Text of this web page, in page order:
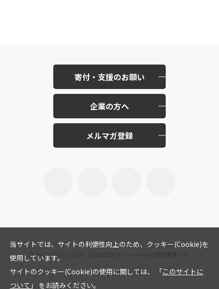
当サイトでは、サイトの利便性向上のため、クッキー(Cookie)を
使用しています。
サイトのクッキー(Cookie)の使用に関しては、 「このサイトに
ついて 」 をお読みください。
寄付・支援のお願い
企業の方へ
メルマガ登録
「CIVIC FORCE」ロゴは、公益社団法人 Civic Forceの登録商標です。